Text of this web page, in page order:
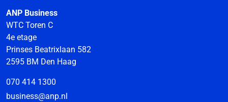
ANP Business
WTC Toren C
4e etage
Prinses Beatrixlaan 582
2595 BM Den Haag
070 414 1300
business@anp.nl